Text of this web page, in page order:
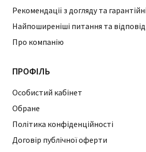
Рекомендації з догляду та
Найпоширеніші питання та
Про компанію
ПРОФІЛЬ
Особистий кабінет
Обране
Політика конфіденційності
Договір публічної оферти